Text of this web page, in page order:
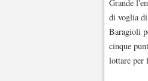
Grande
di voglia di
Baragioli
cinque
lottare per